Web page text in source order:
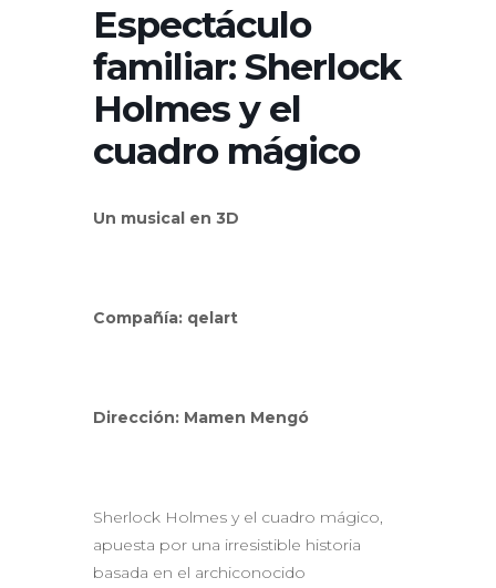
Espectáculo
familiar: Sherlock
Holmes y el
cuadro mágico
Un musical en 3D
Compañía: qelart
Dirección: Mamen Mengó
Sherlock Holmes y el cuadro mágico,
apuesta por una irresistible historia
basada en el archiconocido